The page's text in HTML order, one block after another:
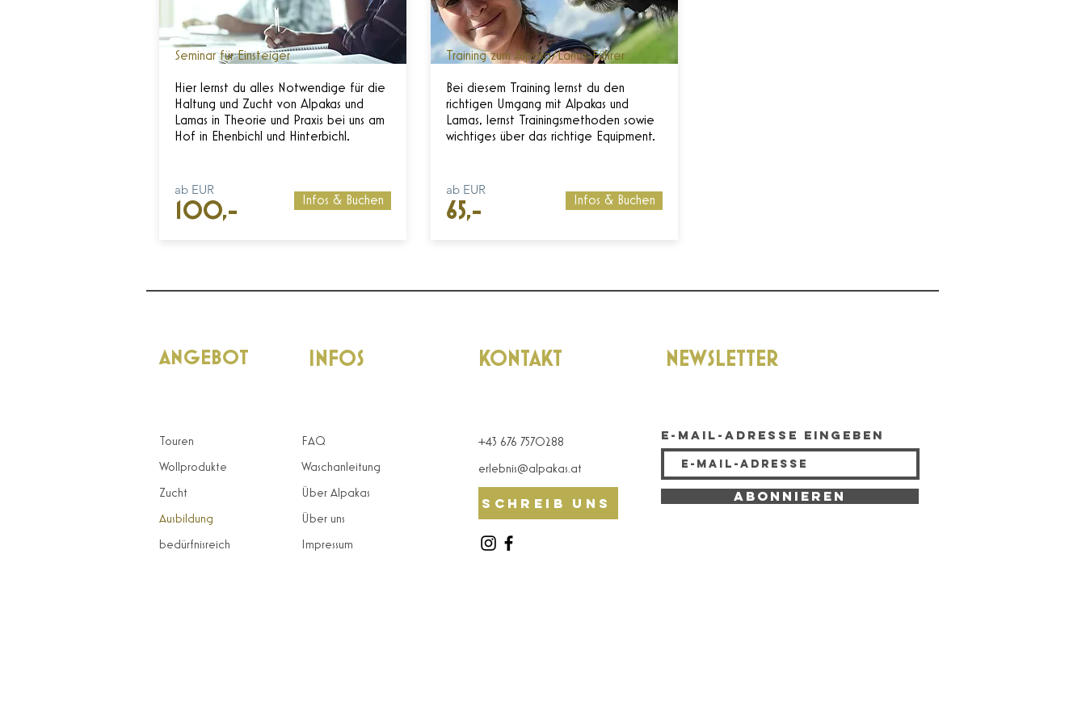
Seminar für Einsteiger
Hier lernst du alles Notwendige für die
Haltung und Zucht von Alpakas und
Lamas in Theorie und Praxis bei uns am
Hof in Ehenbichl und Hinterbichl.
ab EUR
100,- Infos & Buchen
Training zum Alpaka/Lama-Führer
Bei diesem Training lernst du den
richtigen Umgang mit Alpakas und
Lamas, lernst Trainingsmethoden sowie
wichtiges über das richtige Equipment.
ab EUR
65,- Infos & Buchen
ANGEBOT
Touren
Wollprodukte
Zucht
Ausbildung
bedürfnisreich
INFOS
FAQ
Waschanleitung
Über Alpakas
Über uns
Impressum
KONTAKT
+43 676 7570288
erlebnis@alpakas.at
Schreib uns
NEWSLETTER
E-Mail-Adresse eingeben
Abonnieren